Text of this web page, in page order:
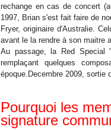
rechange en cas de concert
1997, Brian s'est fait faire de
Fryer, originaire d'Australie.
avant le la rendre à son maitre
Au passage, la Red Special
remplaçant quelques
époque.Decembre 2009, sortie
Pourquoi les
signature